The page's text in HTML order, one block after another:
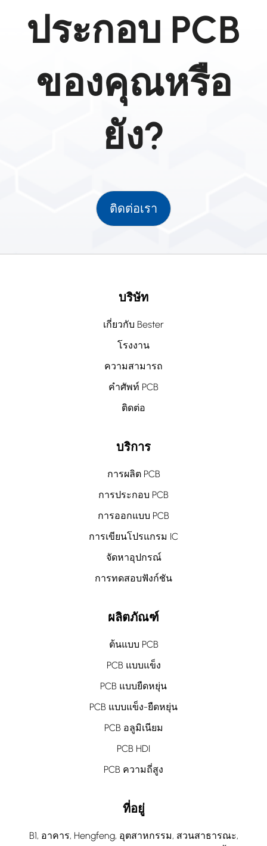
ประกอบ PCB
ของคุณหรือ
ยัง?
ติดต่อเรา
บริษัท
เกี่ยวกับ Bester
โรงงาน
ความสามารถ
คำศัพท์ PCB
ติดต่อ
บริการ
การผลิต PCB
การประกอบ PCB
การออกแบบ PCB
การเขียนโปรแกรม IC
จัดหาอุปกรณ์
การทดสอบฟังก์ชัน
ผลิตภัณฑ์
ต้นแบบ PCB
PCB แบบแข็ง
PCB แบบยืดหยุ่น
PCB แบบแข็ง-ยืดหยุ่น
PCB อลูมิเนียม
PCB HDI
PCB ความถี่สูง
ที่อยู่
B1, อาคาร, Hengfeng, อุตสาหกรรม, สวนสาธารณะ,